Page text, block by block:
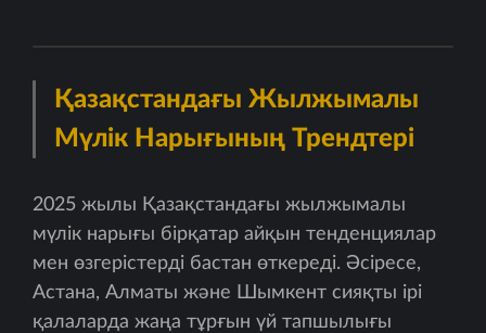
Қазақстандағы Жылжымалы
Мүлік Нарығының Трендтері
2025 жылы Қазақстандағы жылжымалы
мүлік нарығы бірқатар айқын тенденциялар
мен өзгерістерді бастан өткереді. Әсіресе,
Астана, Алматы және Шымкент сияқты ірі
қалаларда жаңа тұрғын үй тапшылығы